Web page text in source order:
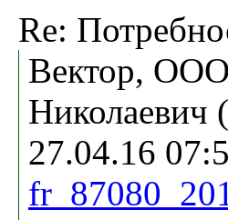
Re:
Вектор,
Николаевич (
27.04.16